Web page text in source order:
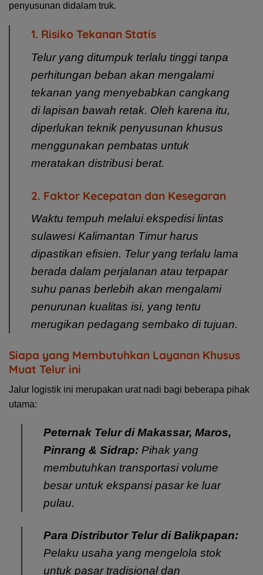
penyusunan didalam truk.
1. Risiko Tekanan Statis
Telur yang ditumpuk terlalu tinggi tanpa
perhitungan beban akan mengalami
tekanan yang menyebabkan cangkang
di lapisan bawah retak. Oleh karena itu,
diperlukan teknik penyusunan khusus
menggunakan pembatas untuk
meratakan distribusi berat.
2. Faktor Kecepatan dan Kesegaran
Waktu tempuh melaluiekspedisi lintas
sulawesi Kalimantan Timurharus
dipastikan efisien. Telur yang terlalu lama
berada dalam perjalanan atau terpapar
suhu panas berlebih akan mengalami
penurunan kualitas isi, yang tentu
merugikan pedagang sembako di tujuan.
Siapa yang Membutuhkan Layanan Khusus
Muat Telur ini
Jalur logistik ini merupakan urat nadi bagi beberapa pihak
utama:
Peternak Telur di Makassar, Maros,
Pinrang & Sidrap:Pihak yang
membutuhkan transportasi volume
besar untuk ekspansi pasar ke luar
pulau.
Para Distributor Telur di Balikpapan:
Pelaku usaha yang mengelola stok
untuk pasar tradisional dan